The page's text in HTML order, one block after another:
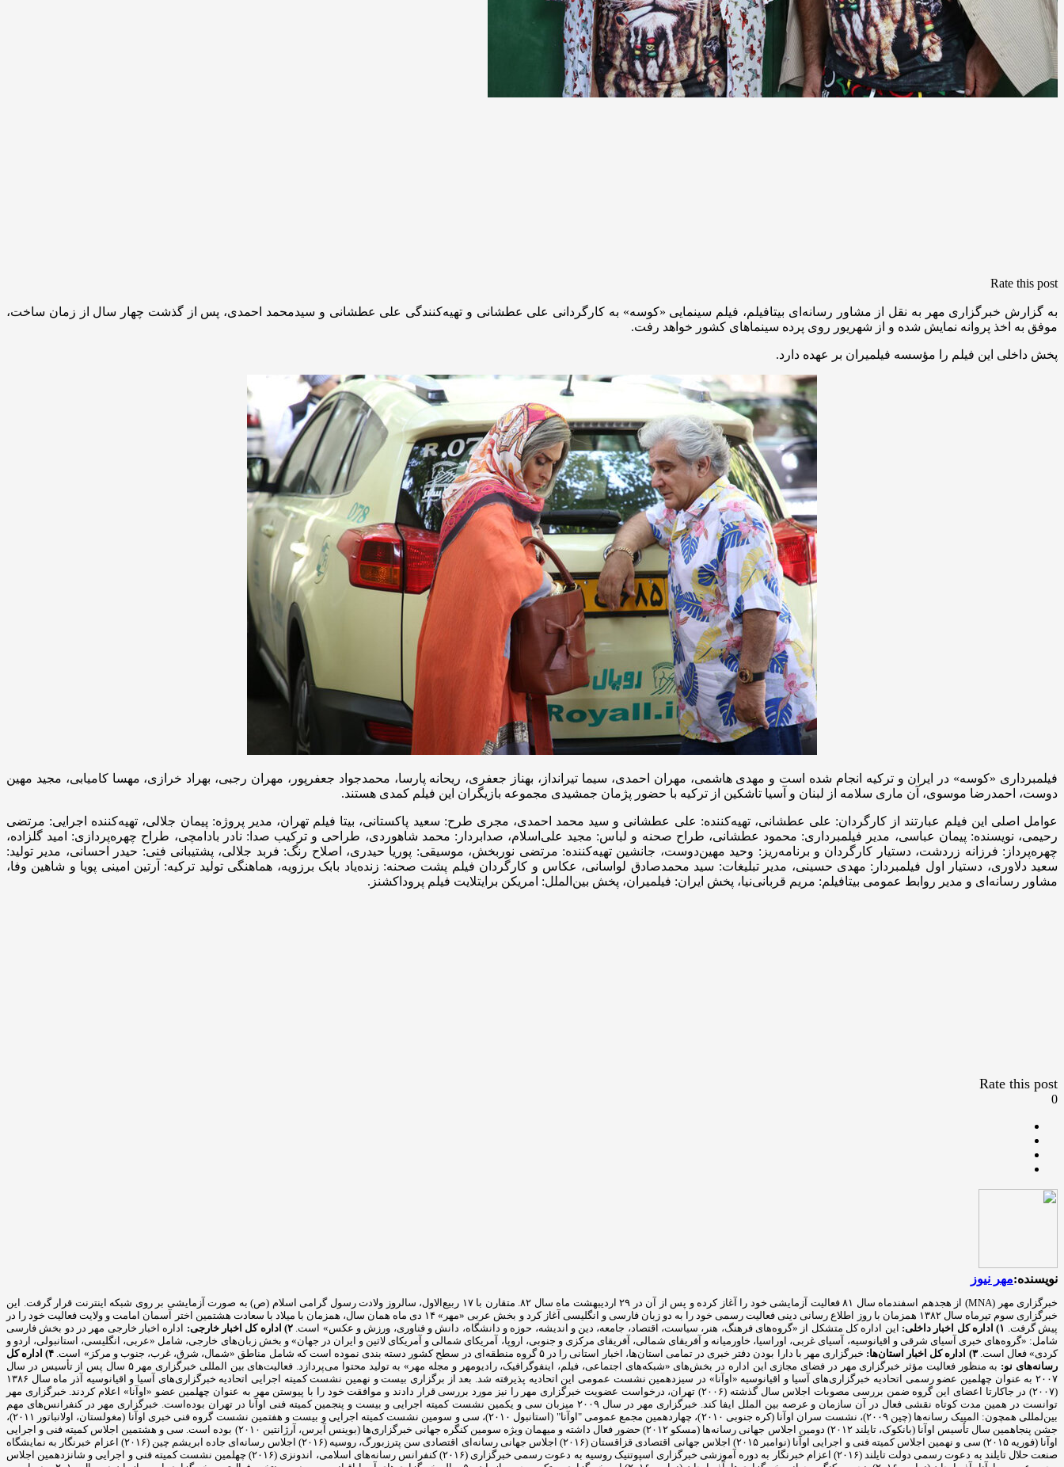
Rate this post
به گزارش خبرگزاری مهر به نقل از مشاور رسانه‌ای بیتافیلم، فیلم سینمایی «کوسه» به کارگردانی علی عطشانی و تهیه‌کنندگی علی عطشانی و سیدمحمد احمدی، پس از گذشت چهار سال از زمان ساخت،
موفق به اخذ پروانه نمایش شده و از شهریور روی پرده سینماهای کشور خواهد رفت.
پخش داخلی این فیلم را مؤسسه فیلمیران بر عهده دارد.
فیلمبرداری «کوسه» در ایران و ترکیه انجام شده است و مهدی هاشمی، مهران احمدی، سیما تیرانداز، بهناز جعفری، ریحانه پارسا، محمدجواد جعفرپور، مهران رجبی، بهراد خرازی، مهسا کامیابی، مجید مهین
دوست، احمدرضا موسوی، آن ماری سلامه از لبنان و آسیا تاشکین از ترکیه با حضور پژمان جمشیدی مجموعه بازیگران این فیلم کمدی هستند.
عوامل اصلی این فیلم عبارتند از کارگردان: علی عطشانی، تهیه‌کننده: علی عطشانی و سید محمد احمدی، مجری طرح: سعید پاکستانی، بیتا فیلم تهران، مدیر پروژه: پیمان جلالی، تهیه‌کننده اجرایی: مرتضی
رحیمی، نویسنده: پیمان عباسی، مدیر فیلمبرداری: محمود عطشانی، طراح صحنه و لباس: مجید علی‌اسلام، صدابردار: محمد شاهوردی، طراحی و ترکیب صدا: نادر بادامچی، طراح چهره‌پردازی: امید گلزاده،
چهره‌پرداز: فرزانه زردشت، دستیار کارگردان و برنامه‌ریز: وحید مهین‌دوست، جانشین تهیه‌کننده: مرتضی نوربخش، موسیقی: پوریا حیدری، اصلاح رنگ: فربد جلالی، پشتیبانی فنی: حیدر احسانی، مدیر تولید:
سعید دلاوری، دستیار اول فیلمبردار: مهدی حسینی، مدیر تبلیغات: سید محمدصادق لواسانی، عکاس و کارگردان فیلم پشت صحنه: زنده‌یاد بابک برزویه، هماهنگی تولید ترکیه: آرتین امینی پویا و شاهین وفا،
مشاور رسانه‌ای و مدیر روابط عمومی بیتافیلم: مریم قربانی‌نیا، پخش ایران: فیلمیران، پخش بین‌الملل: امریکن برایتلایت فیلم پروداکشنز.
Rate this post
0
نویسنده:مهر نیوز
خبرگزاری مهر (MNA) از هجدهم اسفندماه سال ۸۱ فعالیت آزمایشی خود را آغاز کرده و پس از آن در ۲۹ اردیبهشت ماه سال ۸۲. متقارن با ۱۷ ربیع‌الاول، سالروز ولادت رسول گرامی اسلام (ص) به صورت آزمایشی بر روی شبکه اینترنت قرار گرفت. این
خبرگزاری سوم تیرماه سال ۱۳۸۲ همزمان با روز اطلاع رسانی دینی فعالیت رسمی خود را به دو زبان فارسی و انگلیسی آغاز کرد و بخش عربی «مهر» ۱۴ دی ماه همان سال، همزمان با میلاد با سعادت هشتمین اختر آسمان امامت و ولایت فعالیت خود را در
پیش گرفت. ۱) اداره کل اخبار داخلی: این اداره کل متشکل از «گروه‌های فرهنگ، هنر، سیاست، اقتصاد، جامعه، دین و اندیشه، حوزه و دانشگاه، دانش و فناوری، ورزش و عکس» است.۲) اداره کل اخبار خارجی:
اداره اخبار خارجی مهر در دو بخش فارسی
شامل: «گروه‌های خبری آسیای شرقی و اقیانوسیه، آسیای غربی، اوراسیا، خاورمیانه و آفریقای شمالی، آفریقای مرکزی و جنوبی، اروپا، آمریکای شمالی و آمریکای لاتین و ایران در جهان» و بخش زبان‌های خارجی، شامل «عربی، انگلیسی، استانبولی، اردو و
کردی» فعال است.۳) اداره کل اخبار استان‌ها: خبرگزاری مهر با دارا بودن دفتر خبری در تمامی استان‌ها، اخبار استانی را در ۵ گروه منطقه‌ای در سطح کشور دسته بندی نموده است که شامل مناطق «شمال، شرق، غرب، جنوب و مرکز» است.
۴) اداره کل
رسانه‌های نو:
به منظور فعالیت مؤثر خبرگزاری مهر در فضای مجازی این اداره در بخش‌های «شبکه‌های اجتماعی، فیلم، اینفوگرافیک، رادیومهر و مجله مهر» به تولید محتوا می‌پردازد. فعالیت‌های بین المللی خبرگزاری مهر ۵ سال پس از تأسیس در سال
۲۰۰۷ به عنوان چهلمین عضو رسمی اتحادیه خبرگزاری‌های آسیا و اقیانوسیه «اوآنا» در سیزدهمین نشست عمومی این اتحادیه پذیرفته شد. بعد از برگزاری بیست و نهمین نشست کمیته اجرایی اتحادیه خبرگزاری‌های آسیا و اقیانوسیه آذر ماه سال ۱۳۸۶
(۲۰۰۷) در جاکارتا اعضای این گروه ضمن بررسی مصوبات اجلاس سال گذشته (۲۰۰۶) تهران، درخواست عضویت خبرگزاری مهر را نیز مورد بررسی قرار دادند و موافقت خود را با پیوستن مهر به عنوان چهلمین عضو «اوآنا» اعلام کردند. خبرگزاری مهر
توانست در همین مدت کوتاه نقشی فعال در آن سازمان و عرصه بین الملل ایفا کند. خبرگزاری مهر در سال ۲۰۰۹ میزبان سی و یکمین نشست کمیته اجرایی و بیست و پنجمین کمیته فنی اوآنا در تهران بوده‌است. خبرگزاری مهر در کنفرانس‌های مهم
بین‌لمللی همچون: المپیک رسانه‌ها (چین ۲۰۰۹)، نشست سران اوآنا (کره جنوبی ۲۰۱۰)، چهاردهمین مجمع عمومی "اوآنا" (استانبول ۲۰۱۰)، سی و سومین نشست کمیته اجرایی و بیست و هفتمین نشست گروه فنی خبری اوآنا (مغولستان، اولانباتور ۲۰۱۱)،
جشن پنجاهمین سال تأسیس اوآنا (بانکوک، تایلند ۲۰۱۲) دومین اجلاس جهانی رسانه‌ها (مسکو ۲۰۱۲) حضور فعال داشته و میهمان ویژه سومین کنگره جهانی خبرگزاری‌ها (بوینس آیرس، آرژانتین ۲۰۱۰) بوده است. سی و هشتمین اجلاس کمیته فنی و اجرایی
اوآنا (فوریه ۲۰۱۵) سی و نهمین اجلاس کمیته فنی و اجرایی اوآنا (نوامبر ۲۰۱۵) اجلاس جهانی اقتصادی قزاقستان (۲۰۱۶) اجلاس جهانی رسانه‌ای اقتصادی سن پترزبورگ، روسیه (۲۰۱۶) اجلاس رسانه‌ای جاده ابریشم چین (۲۰۱۶) اعزام خبرنگار به نمایشگاه
صنعت حلال تایلند به دعوت رسمی دولت تایلند (۲۰۱۶) اعزام خبرنگار به دوره آموزشی خبرگزاری اسپوتنیک روسیه به دعوت رسمی خبرگزاری (۲۰۱۶) کنفرانس رسانه‌های اسلامی، اندونزی (۲۰۱۶) چهلمین نشست کمیته فنی و اجرایی و شانزدهمین اجلاس